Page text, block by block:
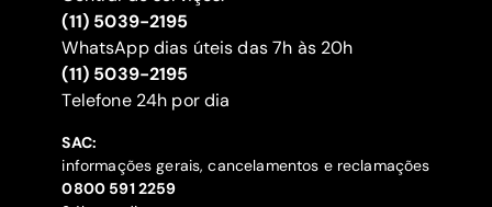
(11) 5039-2195
WhatsApp dias úteis das 7h às 20h
(11) 5039-2195
‍Telefone 24h por dia
SAC:
informações gerais, cancelamentos e reclamações
‍0800 591 2259